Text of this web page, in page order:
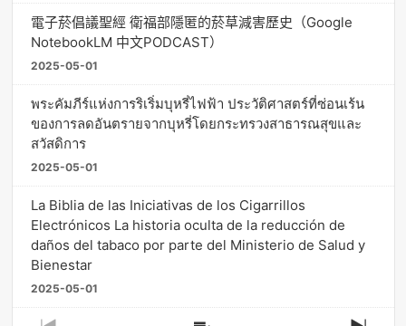
電子菸倡議聖經 衛福部隱匿的菸草減害歷史（Google
NotebookLM 中文PODCAST）
2025-05-01
พระคัมภีร์แห่งการริเริ่มบุหรี่ไฟฟ้า ประวัติศาสตร์ที่ซ่อนเร้น
ของการลดอันตรายจากบุหรี่โดยกระทรวงสาธารณสุขและ
สวัสดิการ
2025-05-01
La Biblia de las Iniciativas de los Cigarrillos
Electrónicos La historia oculta de la reducción de
daños del tabaco por parte del Ministerio de Salud y
Bienestar
2025-05-01